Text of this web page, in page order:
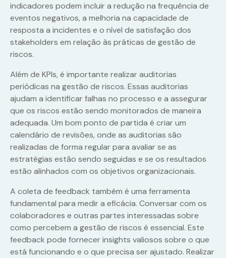
indicadores podem incluir a redução na frequência de
eventos negativos, a melhoria na capacidade de
resposta a incidentes e o nível de satisfação dos
stakeholders em relação às práticas de gestão de
riscos.
Além de KPIs, é importante realizar auditorias
periódicas na gestão de riscos. Essas auditorias
ajudam a identificar falhas no processo e a assegurar
que os riscos estão sendo monitorados de maneira
adequada. Um bom ponto de partida é criar um
calendário de revisões, onde as auditorias são
realizadas de forma regular para avaliar se as
estratégias estão sendo seguidas e se os resultados
estão alinhados com os objetivos organizacionais.
A coleta de feedback também é uma ferramenta
fundamental para medir a eficácia. Conversar com os
colaboradores e outras partes interessadas sobre
como percebem a gestão de riscos é essencial. Este
feedback pode fornecer insights valiosos sobre o que
está funcionando e o que precisa ser ajustado. Realizar